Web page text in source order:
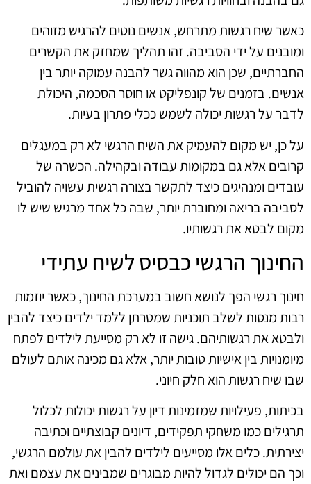
כאשר שיח רגשות מתרחש, אנשים נוטים להרגיש מזוהים
ומובנים על ידי הסביבה. זהו תהליך שמחזק את הקשרים
החברתיים, שכן הוא מהווה גשר להבנה עמוקה יותר בין
אנשים. בזמנים של קונפליקט או חוסר הסכמה, היכולת
לדבר על רגשות יכולה לשמש ככלי פתרון בעיות.
על כן, יש מקום להעמיק את השיח הרגשי לא רק במעגלים
קרובים אלא גם במקומות עבודה ובקהילה. הכשרה של
עובדים ומנהיגים כיצד לתקשר בצורה רגשית עשויה להוביל
לסביבה בריאה ומחוברת יותר, שבה כל אחד מרגיש שיש לו
מקום לבטא את רגשותיו.
החינוך הרגשי כבסיס לשיח עתידי
חינוך רגשי הפך לנושא חשוב במערכת החינוך, כאשר יוזמות
רבות מנסות לשלב תוכניות שמטרתן ללמד ילדים כיצד להבין
ולבטא את רגשותיהם. גישה זו לא רק מסייעת לילדים לפתח
מיומנויות בין אישיות טובות יותר, אלא גם מכינה אותם לעולם
שבו שיח רגשות הוא חלק חיוני.
בכיתות, פעילויות שמזמינות דיון על רגשות יכולות לכלול
תרגילים כמו משחקי תפקידים, דיונים קבוצתיים וכתיבה
יצירתית. כלים אלו מסייעים לילדים להבין את עולמם הרגשי,
וכך הם יכולים לגדול להיות מבוגרים שמבינים את עצמם ואת